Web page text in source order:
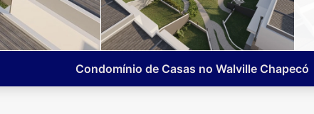
Condomínio de Casas no Walville Chapecó